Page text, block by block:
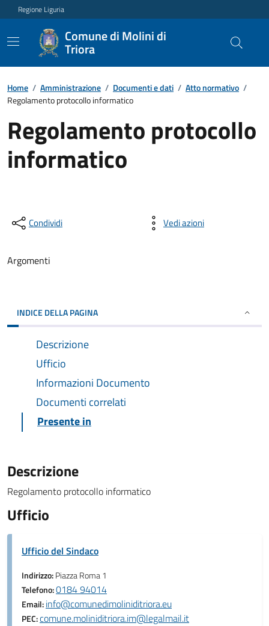
Regione Liguria
Comune di Molini di
Triora
Home / Amministrazione / Documenti e dati / Atto normativo /
Regolamento protocollo informatico
Regolamento protocollo
informatico
Condividi Vedi azioni
Argomenti
INDICE DELLA PAGINA
Descrizione
Ufficio
Informazioni Documento
Documenti correlati
Presente in
Descrizione
Regolamento protocollo informatico
Ufficio
Ufficio del Sindaco
Indirizzo:Piazza Roma 1
Telefono:0184 94014
Email:info@comunedimoliniditriora.eu
PEC:comune.moliniditriora.im@legalmail.it